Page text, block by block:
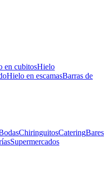
en cubitosHielo
Hielo en escamasBarras de
ChiringuitosCateringBares
Supermercados